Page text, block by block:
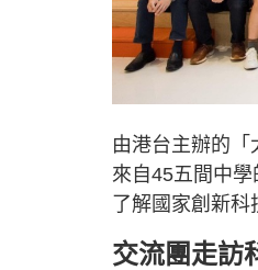
由港台主辦的
來自45五間中
了解國家創新
交流團走訪